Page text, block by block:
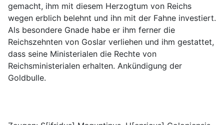
gemacht, ihm mit diesem Herzogtum von Reichs
wegen erblich belehnt und ihn mit der Fahne investiert.
Als besondere Gnade habe er ihm ferner die
Reichszehnten von Goslar verliehen und ihm gestattet,
dass seine Ministerialen die Rechte von
Reichsministerialen erhalten. Ankündigung der